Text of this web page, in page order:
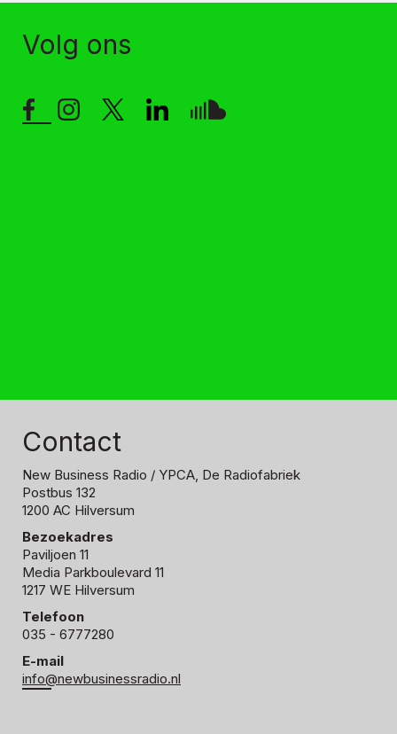
Volg ons
Contact
New Business Radio / YPCA, De Radiofabriek
Postbus 132
1200 AC Hilversum
Bezoekadres
Paviljoen 11
Media Parkboulevard 11
1217 WE Hilversum
Telefoon
035 - 6777280
E-mail
info@newbusinessradio.nl